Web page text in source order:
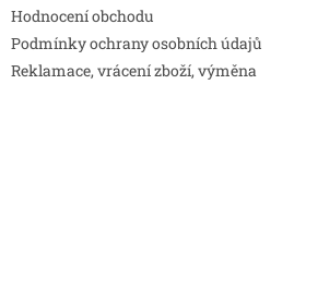
Hodnocení obchodu
Podmínky ochrany osobních údajů
Reklamace, vrácení zboží, výměna